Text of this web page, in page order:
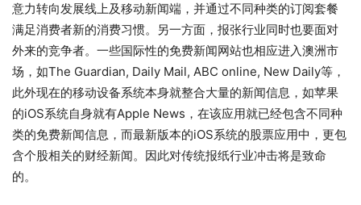
意力转向发展线上及移动新闻端，并通过不同种类的订阅套餐
满足消费者新的消费习惯。另一方面，报张行业同时也要面对
外来的竞争者。一些国际性的免费新闻网站也相应进入澳洲市
场，如The Guardian, Daily Mail, ABC online, New Daily等，
此外现在的移动设备系统本身就整合大量的新闻信息，如苹果
的iOS系统自身就有Apple News，在该应用就已经包含不同种
类的免费新闻信息，而最新版本的iOS系统的股票应用中，更包
含个股相关的财经新闻。因此对传统报纸行业冲击将是致命
的。